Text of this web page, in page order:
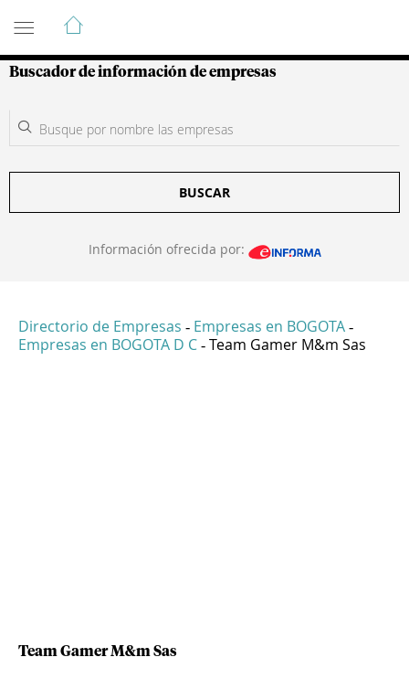
Guía de Empresas Colombianas
Buscador de información de empresas
BUSCAR
Información ofrecida por:
Directorio de Empresas - Empresas en BOGOTA -
Empresas en BOGOTA D C - Team Gamer M&m Sas
Team Gamer M&m Sas